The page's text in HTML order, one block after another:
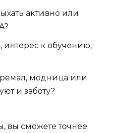
активно или
интерес к обучению,
модница или
и заботу?
вы сможете точнее